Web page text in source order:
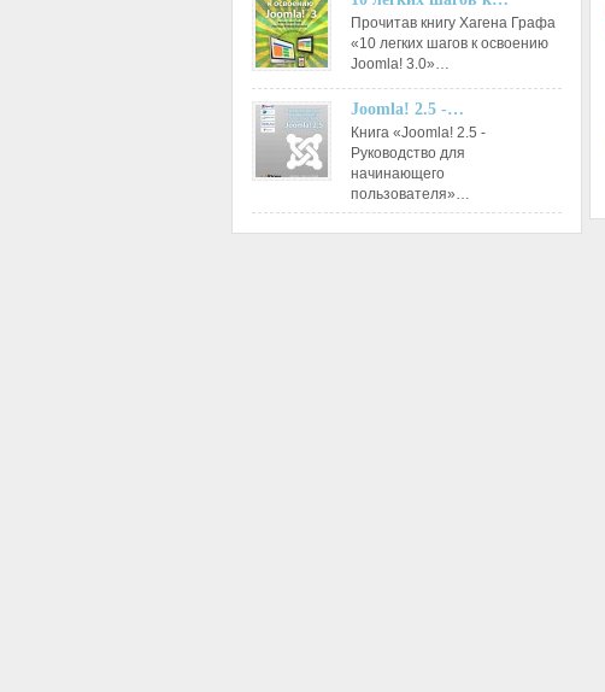
Прочитав книгу Хагена Графа
«10 легких шагов к освоению
Joomla! 3.0»…
Joomla! 2.5 -…
Книга «Joomla! 2.5 -
Руководство для
начинающего
пользователя»…